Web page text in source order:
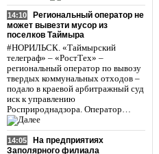
14:10
Региональный оператор не
может вывезти мусор из
поселков Таймыра
#НОРИЛЬСК. «Таймырский
телеграф» – «РостТех» –
региональный оператор по вывозу
твердых коммунальных отходов –
подало в краевой арбитражный суд
иск к управлению
Росприроднадзора. Оператор…
14:05
На предприятиях
Заполярного филиала